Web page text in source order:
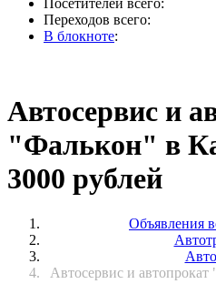
Посетителей всего:
Переходов всего:
В блокноте:
Автосервис и
"Фалькон" в
3000 рублей
Объявления
Автосервис и